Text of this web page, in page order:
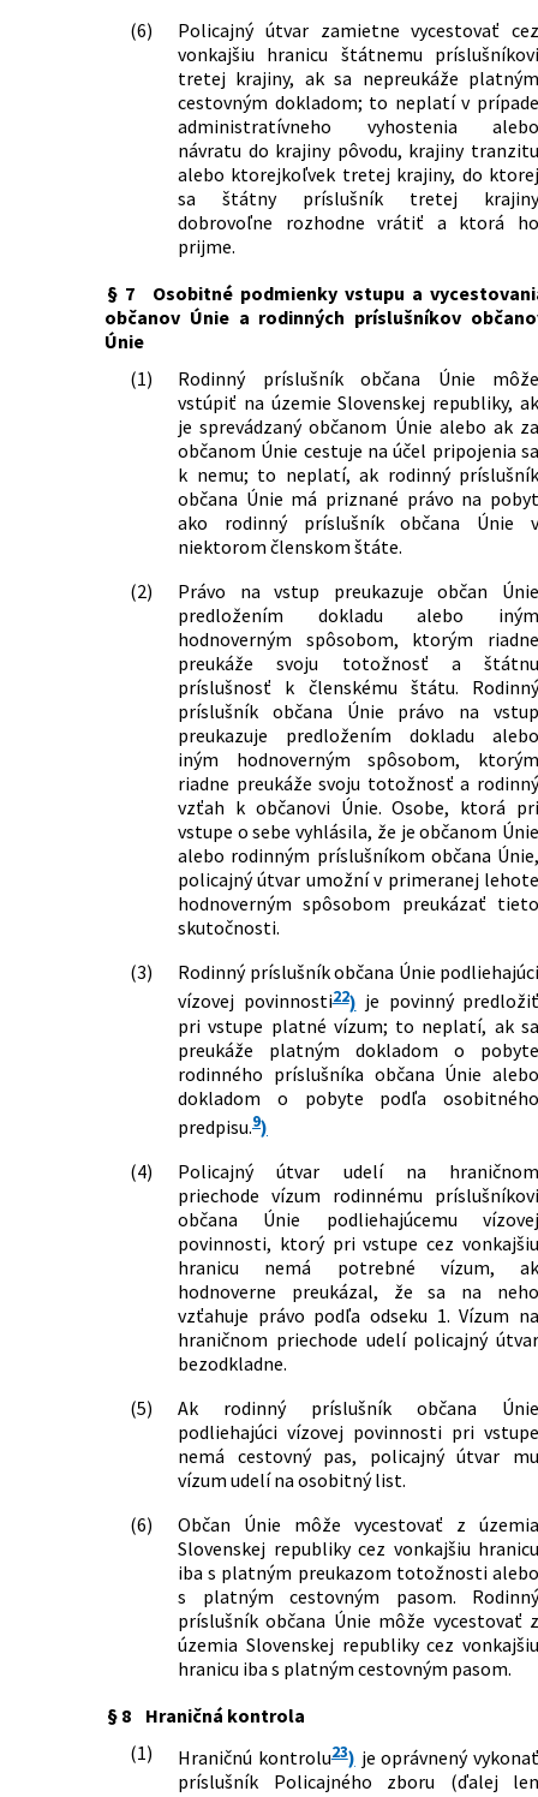
(6)
Policajný útvar zamietne vycestovať cez
vonkajšiu hranicu štátnemu príslušníkovi
tretej krajiny, ak sa nepreukáže platným
cestovným dokladom; to neplatí v prípade
administratívneho vyhostenia alebo
návratu do krajiny pôvodu, krajiny tranzitu
alebo ktorejkoľvek tretej krajiny, do ktorej
sa štátny príslušník tretej krajiny
dobrovoľne rozhodne vrátiť a ktorá ho
prijme.
§ 7
Osobitné podmienky vstupu a
občanov Únie a rodinných príslušníkov
Únie
(1)
Rodinný príslušník občana Únie môže
vstúpiť na územie Slovenskej republiky, ak
je sprevádzaný občanom Únie alebo ak za
občanom Únie cestuje na účel pripojenia sa
k nemu; to neplatí, ak rodinný príslušník
občana Únie má priznané právo na pobyt
ako rodinný príslušník občana Únie v
niektorom členskom štáte.
(2)
Právo na vstup preukazuje občan Únie
predložením dokladu alebo iným
hodnoverným spôsobom, ktorým riadne
preukáže svoju totožnosť a štátnu
príslušnosť k členskému štátu. Rodinný
príslušník občana Únie právo na vstup
preukazuje predložením dokladu alebo
iným hodnoverným spôsobom, ktorým
riadne preukáže svoju totožnosť a rodinný
vzťah k občanovi Únie. Osobe, ktorá pri
vstupe o sebe vyhlásila, že je občanom Únie
alebo rodinným príslušníkom občana Únie,
policajný útvar umožní v primeranej lehote
hodnoverným spôsobom preukázať tieto
skutočnosti.
(3)
Rodinný príslušník občana Únie podliehajúci
vízovej povinnosti22) je povinný predložiť
pri vstupe platné vízum; to neplatí, ak sa
preukáže platným dokladom o pobyte
rodinného príslušníka občana Únie alebo
dokladom o pobyte podľa osobitného
predpisu.9)
(4)
Policajný útvar udelí na hraničnom
priechode vízum rodinnému príslušníkovi
občana Únie podliehajúcemu vízovej
povinnosti, ktorý pri vstupe cez vonkajšiu
hranicu nemá potrebné vízum, ak
hodnoverne preukázal, že sa na neho
vzťahuje právo podľa odseku 1. Vízum na
hraničnom priechode udelí policajný útvar
bezodkladne.
(5)
Ak rodinný príslušník občana Únie
podliehajúci vízovej povinnosti pri vstupe
nemá cestovný pas, policajný útvar mu
vízum udelí na osobitný list.
(6)
Občan Únie môže vycestovať z územia
Slovenskej republiky cez vonkajšiu hranicu
iba s platným preukazom totožnosti alebo
s platným cestovným pasom. Rodinný
príslušník občana Únie môže vycestovať z
územia Slovenskej republiky cez vonkajšiu
hranicu iba s platným cestovným pasom.
§ 8
Hraničná kontrola
(1)
Hraničnú kontrolu23) je oprávnený vykonať
príslušník Policajného zboru (ďalej len